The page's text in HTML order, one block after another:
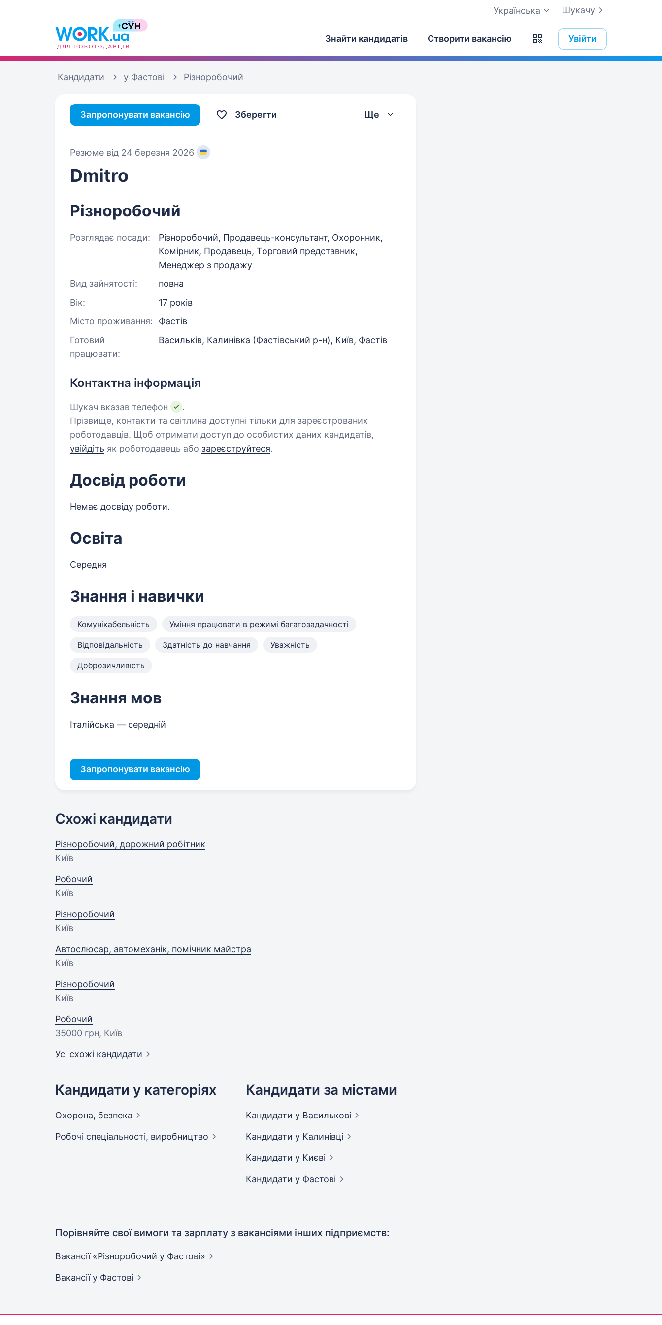
Шукачу
Українська
Знайти кандидатів Створити вакансію Увійти
Кандидати у Фастові Різноробочий
Запропонувати вакансію Зберегти Ще
Резюме від 24 березня 2026
Dmitro
Різноробочий
Розглядає посади:
Різноробочий, Продавець-консультант, Охоронник,
Комірник, Продавець, Торговий представник,
Менеджер з продажу
Вид зайнятості:
повна
Вік:
17 років
Місто проживання:
Фастів
Готовий
працювати:
Васильків, Калинівка (Фастівський р-н), Київ, Фастів
Контактна інформація
Шукач вказав телефон
.
Прізвище, контакти та світлина доступні тільки для зареєстрованих
роботодавців. Щоб отримати доступ до особистих даних кандидатів,
увійдіть як роботодавець або зареєструйтеся.
Досвід роботи
Немає досвіду роботи.
Освіта
Середня
Знання і навички
Комунікабельність Уміння працювати в режимі багатозадачності
Відповідальність Здатність до навчання Уважність
Доброзичливість
Знання мов
Італійська — середній
Запропонувати вакансію
Схожі кандидати
Різноробочий, дорожний робітник
Київ
Робочий
Київ
Різноробочий
Київ
Автослюсар, автомеханік, помічник майстра
Київ
Різноробочий
Київ
Робочий
35000 грн, Київ
Усі схожі кандидати
Кандидати у категоріях
Охорона, безпека
Робочі спеціальності, виробництво
Кандидати за містами
Кандидати у Василькові
Кандидати у Калинівці
Кандидати у Києві
Кандидати у Фастові
Порівняйте свої вимоги та зарплату з вакансіями інших підприємств:
Вакансії «Різноробочий у Фастові»
Вакансіїу Фастові